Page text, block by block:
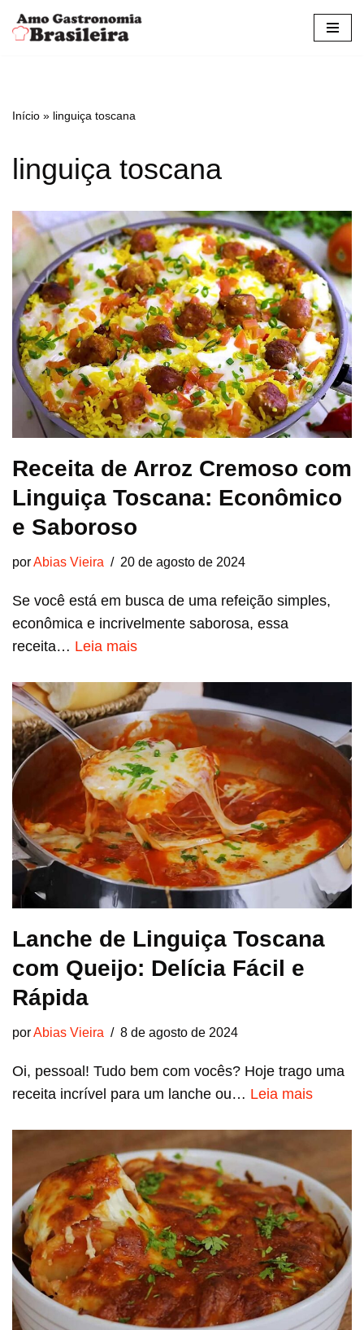
Pular
conteúdo
Início » linguiça toscana
linguiça toscana
Receita de Arroz Cremoso com
Linguiça Toscana: Econômico
e Saboroso
porAbias Vieira 20 de agosto de 2024
Se você está em busca de uma refeição simples,
econômica e incrivelmente saborosa, essa
receita… Leia mais
Lanche de Linguiça Toscana
com Queijo: Delícia Fácil e
Rápida
porAbias Vieira 8 de agosto de 2024
Oi, pessoal! Tudo bem com vocês? Hoje trago uma
receita incrível para um lanche ou… Leia mais